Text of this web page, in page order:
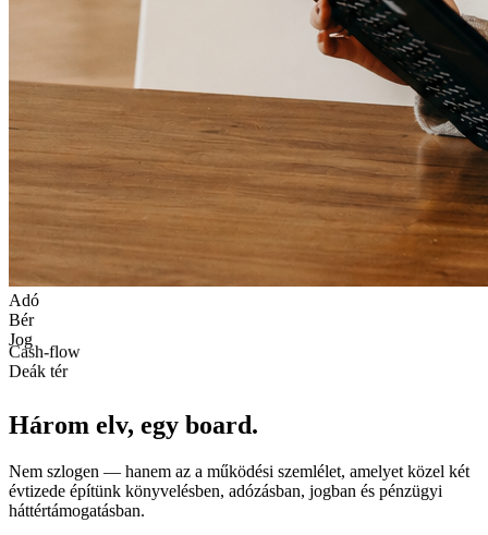
Adó
Bér
Jog
Cash-flow
Deák tér
Három elv, egy board.
Nem szlogen — hanem az a működési szemlélet, amelyet közel két
évtizede építünk könyvelésben, adózásban, jogban és pénzügyi
háttértámogatásban.